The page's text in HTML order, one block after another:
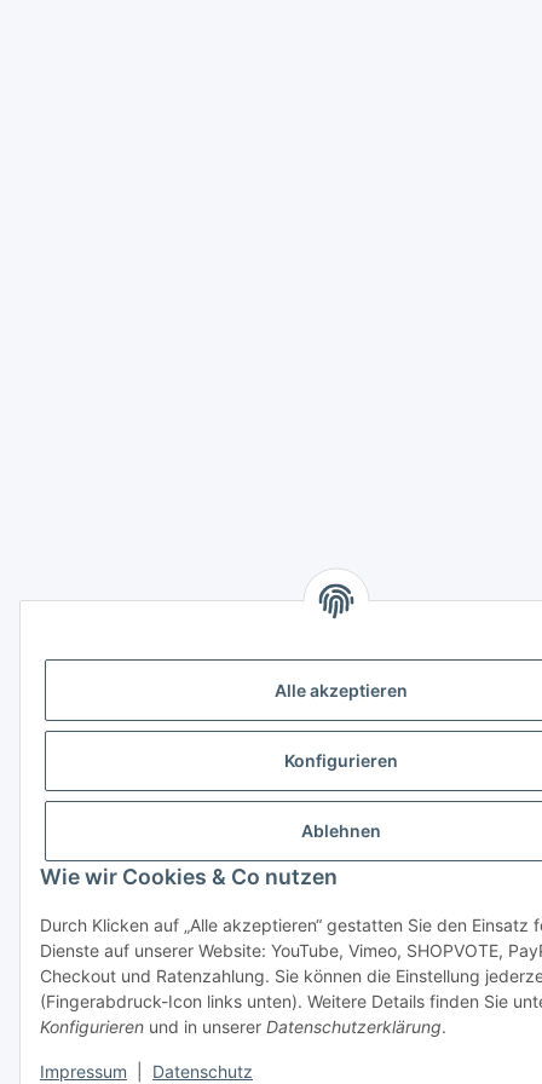
Alle akzeptieren
Konfigurieren
Ablehnen
Wie wir Cookies & Co nutzen
Durch Klicken auf „Alle akzeptieren“ gestatten Sie den Einsatz
Dienste auf unserer Website: YouTube, Vimeo, SHOPVOTE,
Checkout und Ratenzahlung. Sie können die Einstellung
(Fingerabdruck-Icon links unten). Weitere Details finden Sie
Konfigurieren und in unserer Datenschutzerklärung.
Impressum Datenschutz